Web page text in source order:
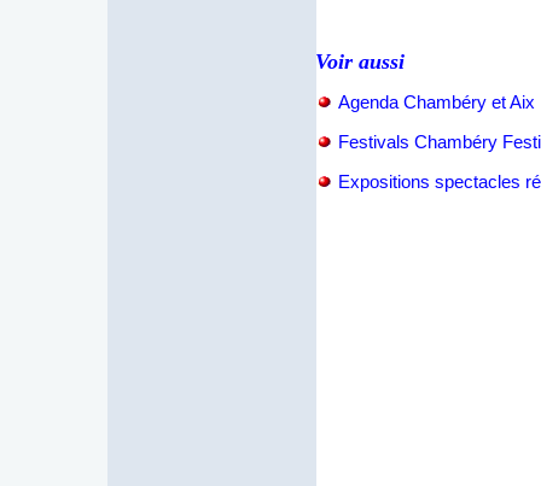
Voir aussi
Agenda Chambéry et
Festivals Chambéry
Expositions spectacles